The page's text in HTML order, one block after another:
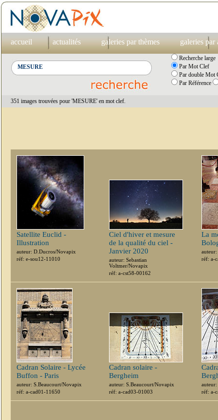
accueil actualités galeries par thèmes galeries par
Recherche large
Par Mot Clef
Par double Mot
Par Référence
351 images trouvées pour 'MESURE' en mot clef.
Satellite Euclid -
Illustration
auteur: D.Ducros/Novapix
réf: e-sou12-11010
Ciel d'hiver et mesure
de la qualité du ciel -
Janvier 2020
auteur: Sebastian
Voltmer/Novapix
réf: a-cst58-00162
La
réf: a-
Cadran Solaire - Lycée
Buffon - Paris
auteur: S.Beaucourt/Novapix
réf: a-cad01-11650
Cadran solaire -
Bergheim
auteur: S.Beaucourt/Novapix
réf: a-cad03-01003
réf: a-